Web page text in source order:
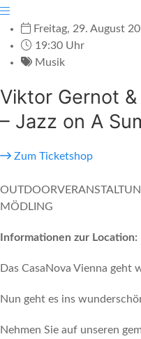
Freitag, 29. August
19:30 Uhr
Musik
Viktor Gernot
– Jazz on A
Zum Ticketshop
MÖDLING
Informationen zur Location:
Das CasaNova Vienna geht
Nun geht es ins
Nehmen Sie auf unseren